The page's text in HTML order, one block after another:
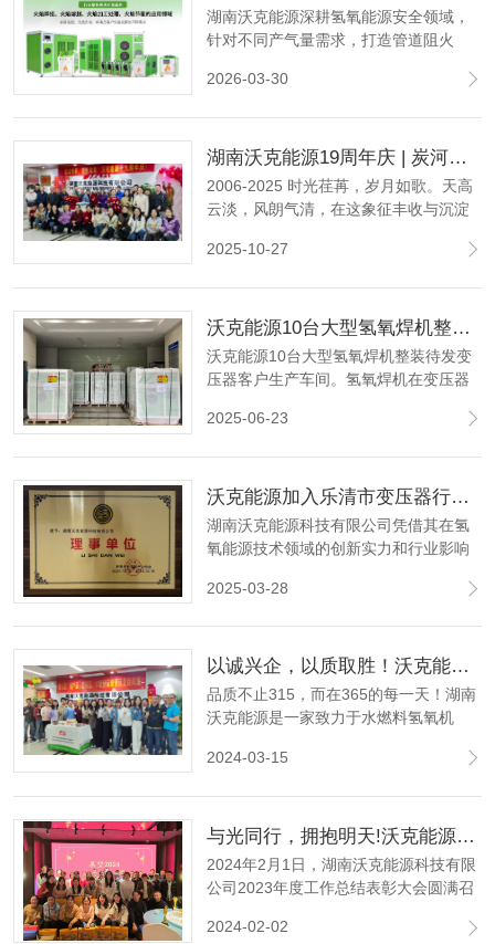
湖南沃克能源深耕氢氧能源安全领域，
针对不同产气量需求，打造管道阻火
封式防回火装置四大系列产品，以远超
全场景、全等级的安全防护。
2026-03-30
湖南沃克能源19周年庆 | 炭河古城共赴时光之约 同心同行再启新程！
2006-2025 时光荏苒，岁月如歌。天高
云淡，风朗气清，在这象征丰收与沉淀
庆沃克能源十九周年的璀璨华章。
2025-10-27
沃克能源10台大型氢氧焊机整装待发变压器客户
沃克能源10台大型氢氧焊机整装待发变
压器客户生产车间。氢氧焊机在变压器
接，铜转接头焊接，高低压端子、引线
2025-06-23
‌沃克能源加入乐清市变压器行业协会并荣任理事单位‌
湖南沃克能源科技有限公司凭借其在氢
氧能源技术领域的创新实力和行业影响
并荣任理事单位。标志着沃克能源在变
作、推动技术创新注入新动力。
2025-03-28
以诚兴企，以质取胜！沃克能源水燃料氢氧机 品质不止315！
品质不止315，而在365的每一天！湖南
沃克能源是一家致力于水燃料氢氧机
业、科技型中小企业、创新型中小企
玻璃管熔封、安瓿瓶熔封等方面。
2024-03-15
与光同行，拥抱明天!沃克能源2023年度工作总结表彰大会圆满召开!
2024年2月1日，湖南沃克能源科技有限
公司2023年度工作总结表彰大会圆满召
各岗位的优秀员工进行了表彰和奖励。
2024-02-02